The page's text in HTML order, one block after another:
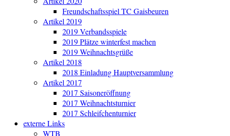
Freundschaftsspiel TC Gaisbeuren
Artikel 2019
2019 Verbandsspiele
2019 Plätze winterfest machen
2019 Weihnachtsgrüße
Artikel 2018
2018 Einladung Hauptversammlung
Artikel 2017
2017 Saisoneröffnung
2017 Weihnachtsturnier
2017 Schleifchenturnier
externe Links
WTB